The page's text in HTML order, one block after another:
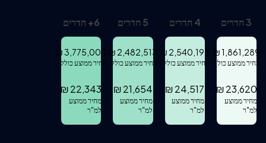
3 חדרים
1,861,289
₪
מחיר ממוצע כולל
23,620
₪
מחיר ממוצע
למ"ר
4 חדרים
2,540,198
₪
מחיר ממוצע כולל
24,517
₪
מחיר ממוצע
למ"ר
5 חדרים
2,482,513
₪
מחיר ממוצע כולל
21,654
₪
מחיר ממוצע
למ"ר
6
+ חדרים
3,775,000
₪
מחיר ממוצע כולל
22,343
₪
מחיר ממוצע
למ"ר